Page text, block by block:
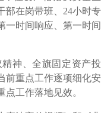
部在岗带班、24小时专
一时间响应、第一时间
神、全旗固定资产投
前重点工作逐项细化安
工作落地见效。